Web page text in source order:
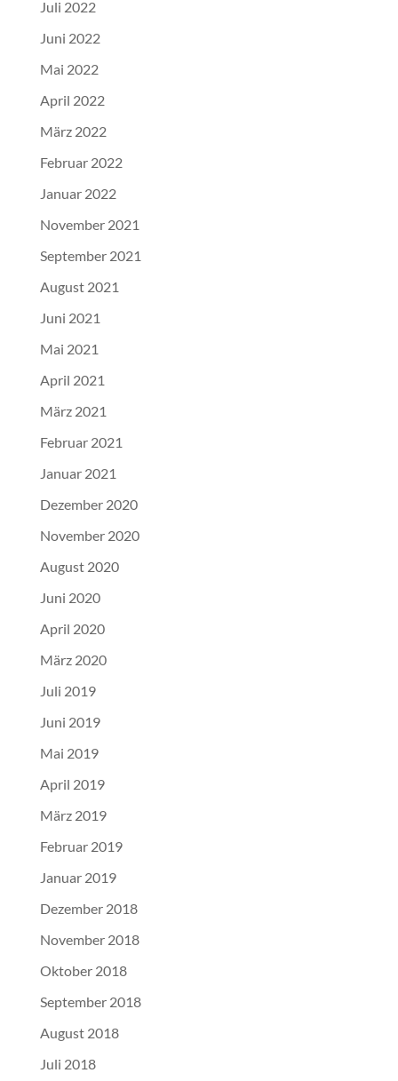
Juli 2022
Juni 2022
Mai 2022
April 2022
März 2022
Februar 2022
Januar 2022
November 2021
September 2021
August 2021
Juni 2021
Mai 2021
April 2021
März 2021
Februar 2021
Januar 2021
Dezember 2020
November 2020
August 2020
Juni 2020
April 2020
März 2020
Juli 2019
Juni 2019
Mai 2019
April 2019
März 2019
Februar 2019
Januar 2019
Dezember 2018
November 2018
Oktober 2018
September 2018
August 2018
Juli 2018